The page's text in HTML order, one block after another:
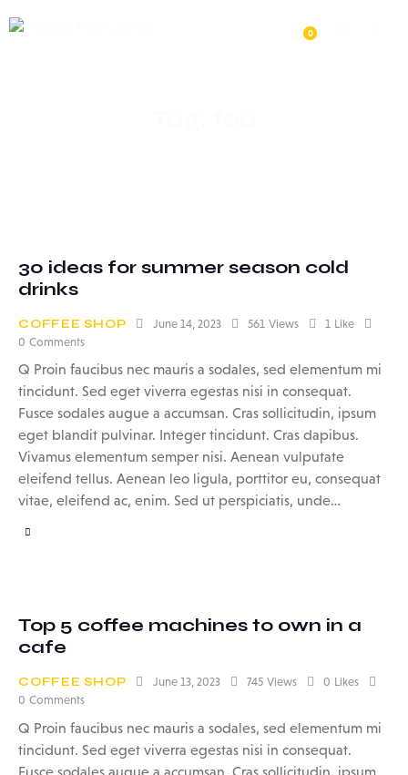
0
30 ideas for summer season cold
drinks
COFFEE SHOP June 14, 2023 561 Views 1 Like
0 Comments
Q Proin faucibus nec mauris a sodales, sed elementum mi
tincidunt. Sed eget viverra egestas nisi in consequat.
Fusce sodales augue a accumsan. Cras sollicitudin, ipsum
eget blandit pulvinar. Integer tincidunt. Cras dapibus.
Vivamus elementum semper nisi. Aenean vulputate
eleifend tellus. Aenean leo ligula, porttitor eu, consequat
vitae, eleifend ac, enim. Sed ut perspiciatis, unde…
Top 5 coffee machines to own in a
cafe
COFFEE SHOP June 13, 2023 745 Views 0 Likes
0 Comments
Q Proin faucibus nec mauris a sodales, sed elementum mi
tincidunt. Sed eget viverra egestas nisi in consequat.
Fusce sodales augue a accumsan. Cras sollicitudin, ipsum